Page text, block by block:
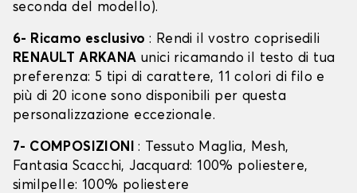
seconda del modello).
6- Ricamo esclusivo : Rendi il vostro coprisedili
RENAULT ARKANA unici ricamando il testo di tua
preferenza: 5 tipi di carattere, 11 colori di filo e
più di 20 icone sono disponibili per questa
personalizzazione eccezionale.
7- COMPOSIZIONI: Tessuto Maglia, Mesh,
Fantasia Scacchi, Jacquard: 100% poliestere,
similpelle: 100% poliestere